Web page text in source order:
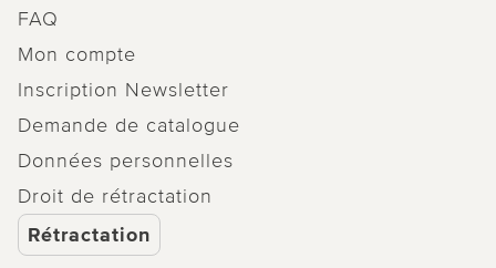
FAQ
Mon compte
Inscription Newsletter
Demande de catalogue
Données personnelles
Droit de rétractation
Rétractation